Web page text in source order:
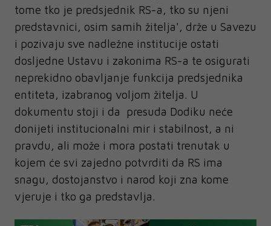
tome tko je predsjednik RS-a, tko su njeni
predstavnici, osim samih žitelja', drže u Savezu
i pozivaju sve nadležne institucije ostati
dosljedne Ustavu i zakonima RS-a te osigurati
neprekidno obavljanje funkcija predsjednika
entiteta, izabranog voljom žitelja. U
dokumentu stoji i da presuda Dodiku neće
donijeti institucionalni mir i stabilnost, a ni
pravdu, ali može i mora postati trenutak u
kojem će svi zajedno potvrditi da RS ima
snagu, dostojanstvo i narod koji zna kome
vjeruje i tko ga predstavlja.